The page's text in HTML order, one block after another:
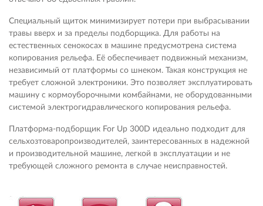
Специальный щиток минимизирует потери при выбрасывании
травы вверх и за пределы подборщика. Для работы на
естественных сенокосах в машине предусмотрена система
копирования рельефа. Её обеспечивает подвижный механизм,
независимый от платформы со шнеком. Такая конструкция не
требует сложной электроники. Это позволяет эксплуатировать
машину с кормоуборочными комбайнами, не оборудованными
системой электрогидравлического копирования рельефа.
Платформа-подборщик For Up 300D идеально подходит для
сельхозтоваропроизводителей, заинтересованных в надежной
и производительной машине, легкой в эксплуатации и не
требующей сложного ремонта в случае неисправностей.